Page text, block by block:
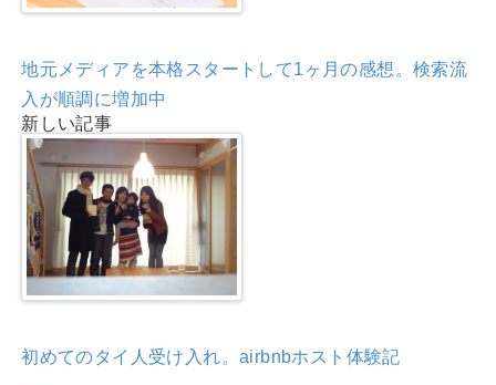
地元メディアを本格スタートして1ヶ月の感想。検索流
入が順調に増加中
新しい記事
初めてのタイ人受け入れ。airbnbホスト体験記